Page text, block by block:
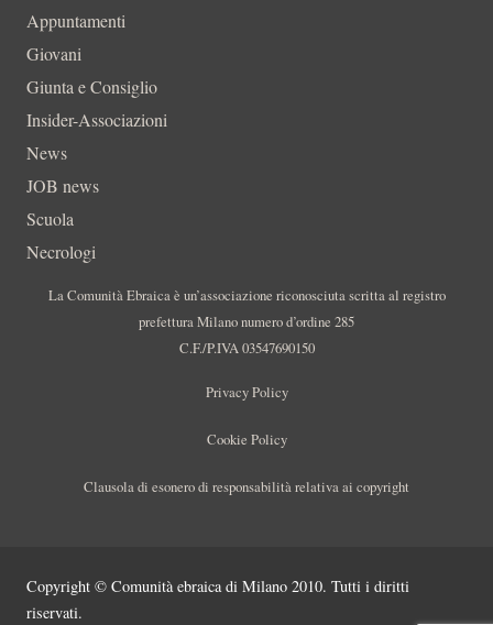
Appuntamenti
Giovani
Giunta e Consiglio
Insider-Associazioni
News
JOB news
Scuola
Necrologi
La Comunità Ebraica è un’associazione riconosciuta scritta al registro
prefettura Milano numero d’ordine 285
C.F./P.IVA 03547690150
Privacy Policy
Cookie Policy
Clausola di esonero di responsabilità relativa ai copyright
Copyright © Comunità ebraica di Milano 2010. Tutti i diritti
riservati.